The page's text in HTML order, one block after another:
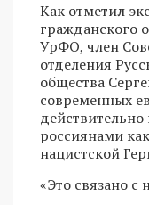
Как отметил
гражданского
УрФО, член
отделения
общества
современных
россиянами
нацистской
«Это связано